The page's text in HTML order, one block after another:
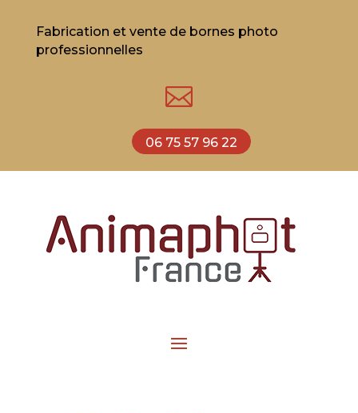
Fabrication et vente de bornes photo
professionnelles

06 75 57 96 22